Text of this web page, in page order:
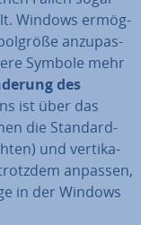
Windows er­mög­
an­zu­pas­
Symbole mehr
des
ist über das
die Stan­dard­
und ver­ti­ka­
anpassen,
in der Windows